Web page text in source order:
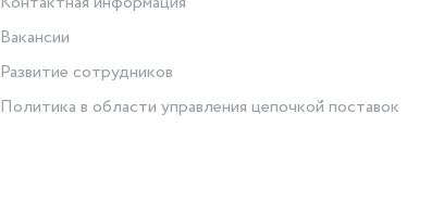
Вакансии
Развитие сотрудников
Политика в области управления цепочкой поставок